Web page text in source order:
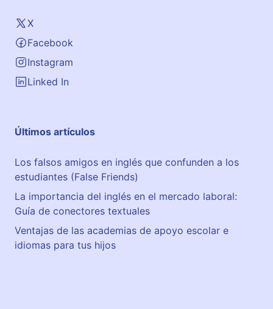
X
Facebook
Instagram
Linked In
Últimos artículos
Los falsos amigos en inglés que confunden a los
estudiantes (False Friends)
La importancia del inglés en el mercado laboral:
Guía de conectores textuales
Ventajas de las academias de apoyo escolar e
idiomas para tus hijos